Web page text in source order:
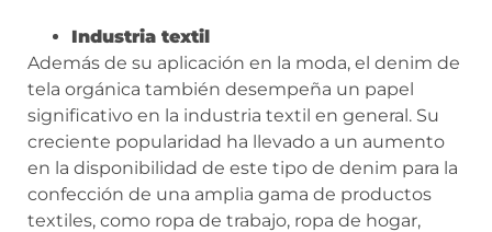
Industria textil
Además de su aplicación en la moda, el denim de
tela orgánica también desempeña un papel
significativo en la industria textil en general. Su
creciente popularidad ha llevado a un aumento
en la disponibilidad de este tipo de denim para la
confección de una amplia gama de productos
textiles, como ropa de trabajo, ropa de hogar,